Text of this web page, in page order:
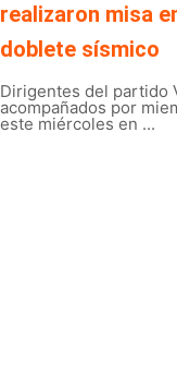
realizaron misa
doblete sísmico
Dirigentes del partido
acompañados por
este miércoles en ...